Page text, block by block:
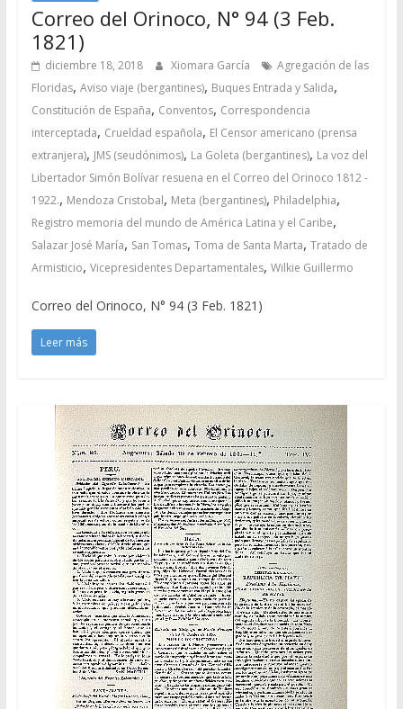
Correo del Orinoco, N° 94 (3 Feb.
1821)
diciembre 18, 2018 Xiomara García
Agregación de las
Floridas, Aviso viaje (bergantines), Buques Entrada y Salida,
Constitución de España, Conventos, Correspondencia
interceptada, Crueldad española, El Censor americano (prensa
extranjera), JMS (seudónimos), La Goleta (bergantines), La voz del
Libertador Simón Bolívar resuena en el Correo del Orinoco 1812 -
1922., Mendoza Cristobal, Meta (bergantines), Philadelphia,
Registro memoria del mundo de América Latina y el Caribe,
Salazar José María, San Tomas, Toma de Santa Marta, Tratado de
Armisticio, Vicepresidentes Departamentales, Wilkie Guillermo
Correo del Orinoco, N° 94 (3 Feb. 1821)
Leer más